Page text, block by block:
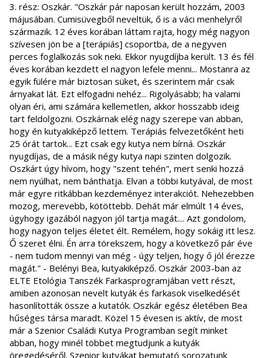
3. rész: Oszkár. "Oszkár pár naposan került hozzám, 2003
májusában. Cumisüvegből neveltük, ő is a váci menhelyről
származik. 12 éves korában láttam rajta, hogy még nagyon
szívesen jön be a [terápiás] csoportba, de a negyven
perces foglalkozás sok neki. Ekkor nyugdíjba került. 13 és fél
éves korában kezdett el nagyon lefele menni... Mostanra az
egyik fülére már biztosan süket, és szerintem már csak
árnyakat lát. Ezt elfogadni nehéz... Rigolyásabb; ha valami
olyan éri, ami számára kellemetlen, akkor hosszabb ideig
tart feldolgozni. Oszkárnak elég nagy szerepe van abban,
hogy én kutyakiképző lettem. Terápiás felvezetőként heti
25 órát tartok... Ezt csak egy kutya nem bírná. Oszkár
nyugdíjas, de a másik négy kutya napi szinten dolgozik.
Oszkárt úgy hívom, hogy "szent tehén", mert senki hozzá
nem nyúlhat, nem bánthatja. Elvan a többi kutyával, de most
már egyre ritkábban kezdeményez interakciót. Nehezebben
mozog, merevebb, kötöttebb. Dehát már elmúlt 14 éves,
úgyhogy igazából nagyon jól tartja magát.... Azt gondolom,
hogy nagyon teljes életet élt. Remélem, hogy sokáig itt lesz.
Ő szeret élni. Én arra törekszem, hogy a következő pár éve
- nem tudom mennyi van még - úgy teljen, hogy ő jól érezze
magát." - Belényi Bea, kutyakiképző. Oszkár 2003-ban az
ELTE Etológia Tanszék Farkasprogramjában vett részt,
amiben azonosan nevelt kutyák és farkasok viselkedését
hasonlították össze a kutatók. Oszkár egész életében Bea
hűséges társa maradt. Közel 15 évesen is aktív, de most
már a Szenior Családi Kutya Programban segít minket
abban, hogy minél többet megtudjunk a kutyák
öregedéséről. Szenior kutyákat bemutató sorozatunk